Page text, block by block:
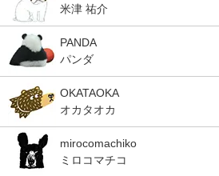
米津 祐介
PANDA
パンダ
OKATAOKA
オカタオカ
mirocomachiko
ミロコマチコ